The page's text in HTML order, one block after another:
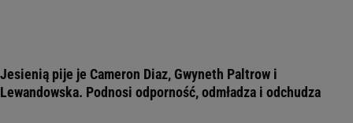
Jesienią pije je Cameron Diaz, Gwyneth Paltrow i
Lewandowska. Podnosi odporność, odmładza i odchudza